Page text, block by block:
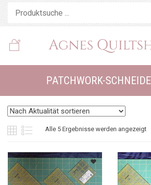
PATCHWORK-
Alle 5 Ergebnisse werden angezeigt